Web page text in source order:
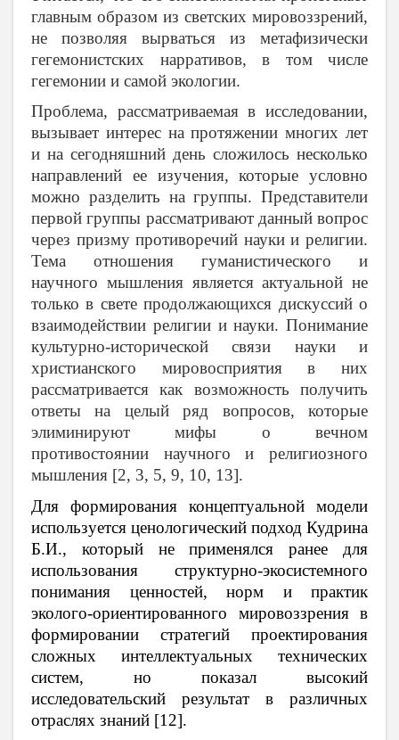
главным образом из светских мировоззрений,
не позволяя вырваться из метафизически
гегемонистских нарративов, в том числе
гегемонии и самой экологии.
Проблема, рассматриваемая в исследовании,
вызывает интерес на протяжении многих лет
и на сегодняшний день сложилось несколько
направлений ее изучения, которые условно
можно разделить на группы. Представители
первой группы рассматривают данный вопрос
через призму противоречий науки и религии.
Тема отношения гуманистического и
научного мышления является актуальной не
только в свете продолжающихся дискуссий о
взаимодействии религии и науки. Понимание
культурно-исторической связи науки и
христианского мировосприятия в них
рассматривается как возможность получить
ответы на целый ряд вопросов, которые
элиминируют мифы о вечном
противостоянии научного и религиозного
мышления [2, 3, 5, 9, 10, 13].
Для формирования концептуальной модели
используется ценологический подход Кудрина
Б.И., который не применялся ранее для
использования структурно-экосистемного
понимания ценностей, норм и практик
эколого-ориентированного мировоззрения в
формировании стратегий проектирования
сложных интеллектуальных технических
систем, но показал высокий
исследовательский результат в различных
отраслях знаний [12].